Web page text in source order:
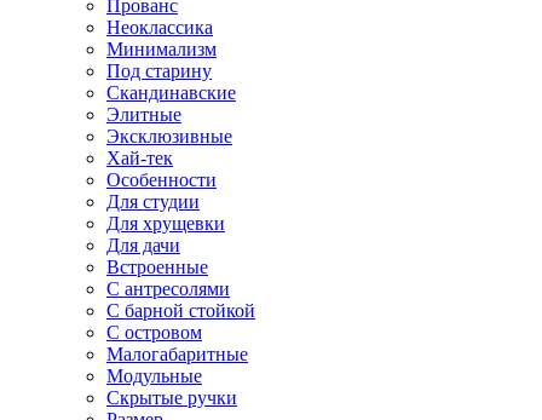
Прованс
Неоклассика
Минимализм
Под старину
Скандинавские
Элитные
Эксклюзивные
Хай-тек
Особенности
Для студии
Для хрущевки
Для дачи
Встроенные
С антресолями
С барной стойкой
С островом
Малогабаритные
Модульные
Скрытые ручки